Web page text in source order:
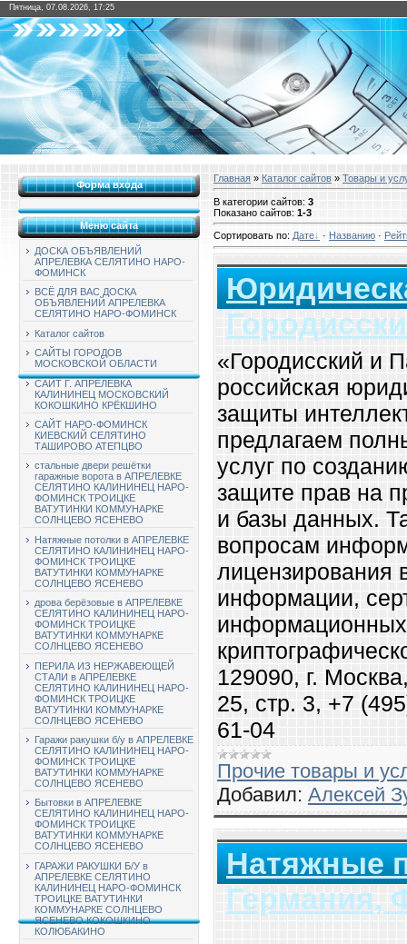
Пятница, 07.08.2026, 17:25
Форма входа
Меню сайта
ДОСКА ОБЪЯВЛЕНИЙ
АПРЕЛЕВКА СЕЛЯТИНО НАРО-
ФОМИНСК
ВСЁ ДЛЯ ВАС ДОСКА
ОБЪЯВЛЕНИЙ АПРЕЛЕВКА
СЕЛЯТИНО НАРО-ФОМИНСК
Каталог сайтов
САЙТЫ ГОРОДОВ
МОСКОВСКОЙ ОБЛАСТИ
САЙТ Г. АПРЕЛЕВКА
КАЛИНИНЕЦ МОСКОВСКИЙ
КОКОШКИНО КРЁКШИНО
САЙТ НАРО-ФОМИНСК
КИЕВСКИЙ СЕЛЯТИНО
ТАШИРОВО АТЕПЦВО
стальные двери решётки
гаражные ворота в АПРЕЛЕВКЕ
СЕЛЯТИНО КАЛИНИНЕЦ НАРО-
ФОМИНСК ТРОИЦКЕ
ВАТУТИНКИ КОММУНАРКЕ
СОЛНЦЕВО ЯСЕНЕВО
Натяжные потолки в АПРЕЛЕВКЕ
СЕЛЯТИНО КАЛИНИНЕЦ НАРО-
ФОМИНСК ТРОИЦКЕ
ВАТУТИНКИ КОММУНАРКЕ
СОЛНЦЕВО ЯСЕНЕВО
дрова берёзовые в АПРЕЛЕВКЕ
СЕЛЯТИНО КАЛИНИНЕЦ НАРО-
ФОМИНСК ТРОИЦКЕ
ВАТУТИНКИ КОММУНАРКЕ
СОЛНЦЕВО ЯСЕНЕВО
ПЕРИЛА ИЗ НЕРЖАВЕЮЩЕЙ
СТАЛИ в АПРЕЛЕВКЕ
СЕЛЯТИНО КАЛИНИНЕЦ НАРО-
ФОМИНСК ТРОИЦКЕ
ВАТУТИНКИ КОММУНАРКЕ
СОЛНЦЕВО ЯСЕНЕВО
Гаражи ракушки б/у в АПРЕЛЕВКЕ
СЕЛЯТИНО КАЛИНИНЕЦ НАРО-
ФОМИНСК ТРОИЦКЕ
ВАТУТИНКИ КОММУНАРКЕ
СОЛНЦЕВО ЯСЕНЕВО
Бытовки в АПРЕЛЕВКЕ
СЕЛЯТИНО КАЛИНИНЕЦ НАРО-
ФОМИНСК ТРОИЦКЕ
ВАТУТИНКИ КОММУНАРКЕ
СОЛНЦЕВО ЯСЕНЕВО
ГАРАЖИ РАКУШКИ Б/У в
АПРЕЛЕВКЕ СЕЛЯТИНО
КАЛИНИНЕЦ НАРО-ФОМИНСК
ТРОИЦКЕ ВАТУТИНКИ
КОММУНАРКЕ СОЛНЦЕВО
ЯСЕНЕВО КОКОШКИНО
КОЛЮБАКИНО
Главная » Каталог сайтов » Товары и
В категории сайтов: 3
Показано сайтов: 1-3
Сортировать по: Дате · Названию ·
«Городисский и
российская
защиты
предлагаем
услуг по
защите прав на
и базы данных.
вопросам
лицензирования
информации,
129090, г.
25, стр. 3, +7
61-04
Прочие товары и
Добавил: Алексей
Натяжные
Германия,